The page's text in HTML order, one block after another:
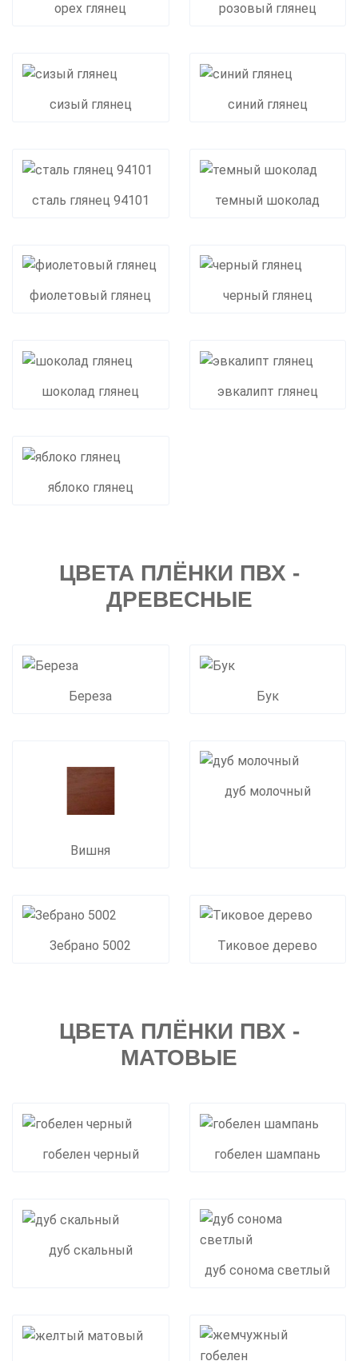
орех глянец розовый глянец
сизый глянец синий глянец
сталь глянец 94101 темный шоколад
фиолетовый глянец черный глянец
шоколад глянец эвкалипт глянец
яблоко глянец
ЦВЕТА ПЛЁНКИ ПВХ -
ДРЕВЕСНЫЕ
Береза Бук
Вишня
дуб молочный
Зебрано 5002 Тиковое дерево
ЦВЕТА ПЛЁНКИ ПВХ -
МАТОВЫЕ
гобелен черный гобелен шампань
дуб скальный
дуб сонома светлый